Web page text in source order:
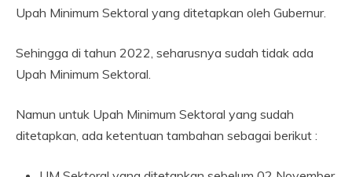
Upah Minimum Sektoral yang ditetapkan oleh Gubernur.
Sehingga di tahun 2022, seharusnya sudah tidak ada
Upah Minimum Sektoral.
Namun untuk Upah Minimum Sektoral yang sudah
ditetapkan, ada ketentuan tambahan sebagai berikut :